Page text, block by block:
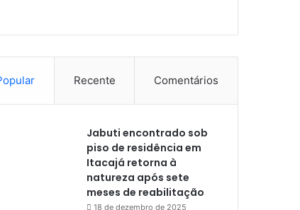
Recente Comentários
Jabuti encontrado sob
piso de residência em
Itacajá retorna à
natureza após sete
meses de reabilitação
18 de dezembro de 2025